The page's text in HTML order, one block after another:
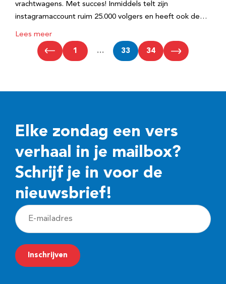
vrachtwagens. Met succes! Inmiddels telt zijn
instagramaccount ruim 25.000 volgers en heeft ook de…
Lees meer
1 … 33 34
Elke zondag een vers
verhaal in je mailbox?
Schrijf je in voor de
nieuwsbrief!
E
-
m
a
Inschrijven